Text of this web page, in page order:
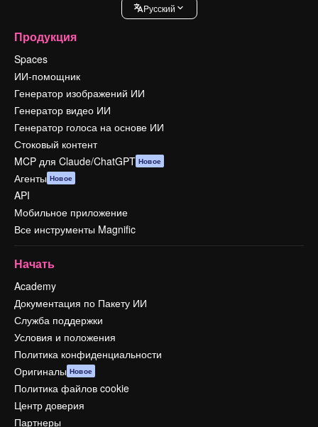
Pусский
Продукция
Spaces
ИИ-помощник
Генератор изображений ИИ
Генератор видео ИИ
Генератор голоса на основе ИИ
Стоковый контент
MCP для Claude/ChatGPT Новое
Агенты Новое
API
Мобильное приложение
Все инструменты Magnific
Начать
Academy
Документация по Пакету ИИ
Служба поддержки
Условия и положения
Политика конфиденциальности
Оригиналы Новое
Политика файлов cookie
Центр доверия
Партнеры